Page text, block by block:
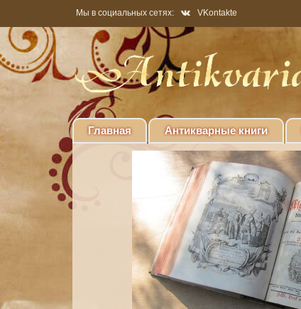
Мы в социальных сетях: VKontakte
Главная Антикварные книги